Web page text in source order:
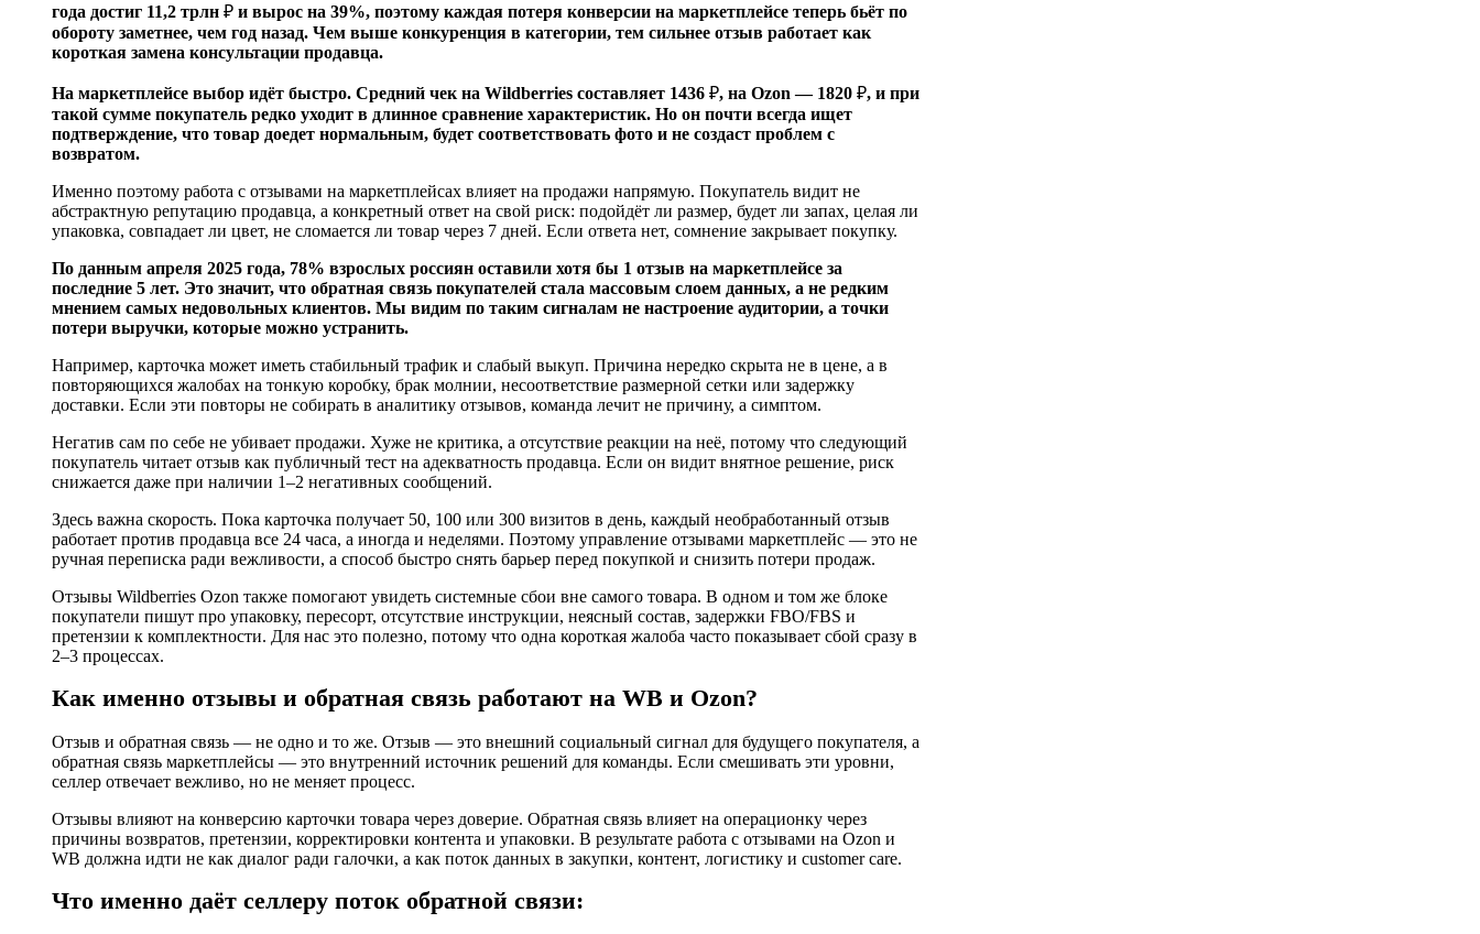
года достиг 11,2 трлн ₽ и вырос на 39%, поэтому каждая потеря конверсии на маркетплейсе теперь бьёт по
обороту заметнее, чем год назад. Чем выше конкуренция в категории, тем сильнее отзыв работает как
короткая замена консультации продавца.
На маркетплейсе выбор идёт быстро. Средний чек на Wildberries составляет 1436 ₽, на Ozon — 1820 ₽, и при
такой сумме покупатель редко уходит в длинное сравнение характеристик. Но он почти всегда ищет
подтверждение, что товар доедет нормальным, будет соответствовать фото и не создаст проблем с
возвратом.
Именно поэтому работа с отзывами на маркетплейсах влияет на продажи напрямую. Покупатель видит не
абстрактную репутацию продавца, а конкретный ответ на свой риск: подойдёт ли размер, будет ли запах, целая ли
упаковка, совпадает ли цвет, не сломается ли товар через 7 дней. Если ответа нет, сомнение закрывает покупку.
По данным апреля 2025 года, 78% взрослых россиян оставили хотя бы 1 отзыв на маркетплейсе за
последние 5 лет. Это значит, что обратная связь покупателей стала массовым слоем данных, а не редким
мнением самых недовольных клиентов. Мы видим по таким сигналам не настроение аудитории, а точки
потери выручки, которые можно устранить.
Например, карточка может иметь стабильный трафик и слабый выкуп. Причина нередко скрыта не в цене, а в
повторяющихся жалобах на тонкую коробку, брак молнии, несоответствие размерной сетки или задержку
доставки. Если эти повторы не собирать в аналитику отзывов, команда лечит не причину, а симптом.
Негатив сам по себе не убивает продажи. Хуже не критика, а отсутствие реакции на неё, потому что следующий
покупатель читает отзыв как публичный тест на адекватность продавца. Если он видит внятное решение, риск
снижается даже при наличии 1–2 негативных сообщений.
Здесь важна скорость. Пока карточка получает 50, 100 или 300 визитов в день, каждый необработанный отзыв
работает против продавца все 24 часа, а иногда и неделями. Поэтому управление отзывами маркетплейс — это не
ручная переписка ради вежливости, а способ быстро снять барьер перед покупкой и снизить потери продаж.
Отзывы Wildberries Ozon также помогают увидеть системные сбои вне самого товара. В одном и том же блоке
покупатели пишут про упаковку, пересорт, отсутствие инструкции, неясный состав, задержки FBO/FBS и
претензии к комплектности. Для нас это полезно, потому что одна короткая жалоба часто показывает сбой сразу в
2–3 процессах.
Как именно отзывы и обратная связь работают на WB и Ozon?
Отзыв и обратная связь — не одно и то же. Отзыв — это внешний социальный сигнал для будущего покупателя, а
обратная связь маркетплейсы — это внутренний источник решений для команды. Если смешивать эти уровни,
селлер отвечает вежливо, но не меняет процесс.
Отзывы влияют на конверсию карточки товара через доверие. Обратная связь влияет на операционку через
причины возвратов, претензии, корректировки контента и упаковки. В результате работа с отзывами на Ozon и
WB должна идти не как диалог ради галочки, а как поток данных в закупки, контент, логистику и customer care.
Что именно даёт селлеру поток обратной связи: